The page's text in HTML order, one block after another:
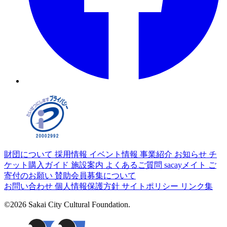
財団について 採用情報 イベント情報 事業紹介 お知らせ チ
ケット購入ガイド 施設案内 よくあるご質問 sacayメイト ご
寄付のお願い 賛助会員募集について
お問い合わせ 個人情報保護方針 サイトポリシー リンク集
©2026 Sakai City Cultural Foundation.